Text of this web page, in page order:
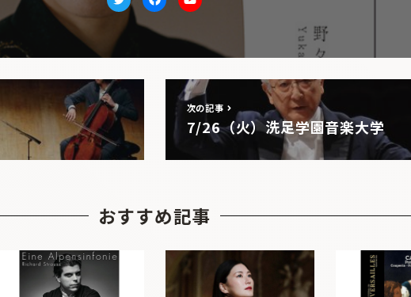
TwitterfacebookYoutube
次の記事
7/26（火）洗足学園音楽大学
おすすめ記事